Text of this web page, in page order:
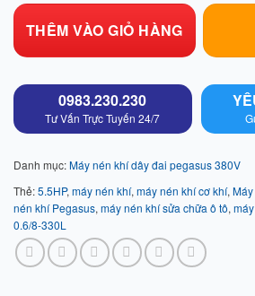
THÊM VÀO GIỎ HÀNG
0983.230.230
Tư Vấn Trực Tuyến 24/7
Danh mục:Máy nén khí dây đai pegasus 380V
Thẻ:5.5HP, máy nén khí, máy nén khí cơ khí,
nén khí Pegasus, máy nén khí sửa chữa ô tô,
0.6/8-330L